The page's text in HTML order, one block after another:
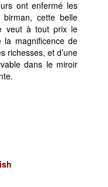
ont enfermé les
cette belle
veut à tout prix le
magnificence de
richesses, et d’une
dans le miroir